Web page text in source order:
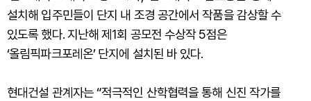
설치해 입주민들이 단지 내 조경 공간에서 작품을 감상할 수
있도록 했다. 지난해 제1회 공모전 수상작 5점은
‘올림픽파크포레온’ 단지에 설치된 바 있다.
현대건설 관계자는 “적극적인 산학협력을 통해 신진 작가를